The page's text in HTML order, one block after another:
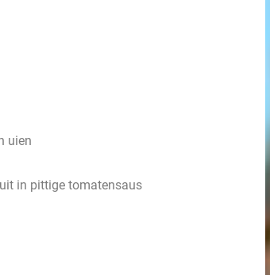
uien
in pittige tomatensaus